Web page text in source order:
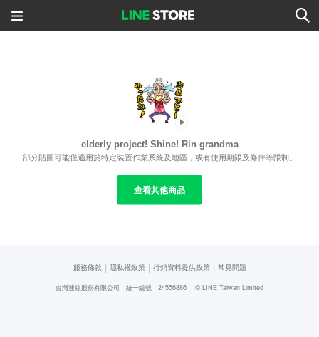
elderly project! Shine! Rin grandma
部分貼圖可能僅適用於特定裝置作業系統及地區，或有使用期限及條件等限制。
查看其他商品
服務條款 隱私權政策 行銷資料提供政策 常見問題
台灣連線股份有限公司 統一編號：24556886 © LINE Taiwan Limited